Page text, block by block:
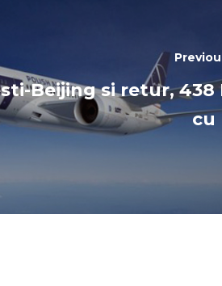
Beijing si retur, 438
cu